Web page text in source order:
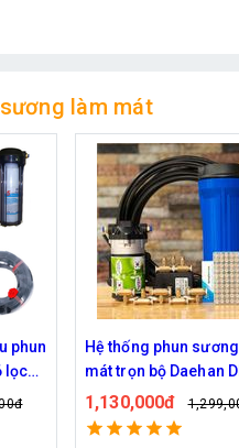
làm mát
làm
Bộ phun sương làm
Haita HP-3000 45 béc
dây )
2,000,000đ